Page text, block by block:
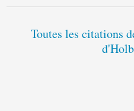
Toutes les citations